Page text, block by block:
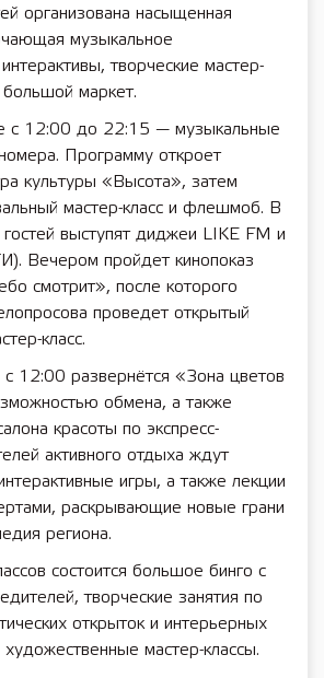
организована насыщенная
музыкальное
творческие мастер-
большой маркет.
с 12:00 до 22:15 — музыкальные
Программу откроет
культуры «Высота», затем
мастер-класс и флешмоб. В
выступят диджеи LIKE FM и
Вечером пройдет кинопоказ
смотрит», после которого
проведет открытый
класс.
с 12:00 развернётся «Зона цветов
обмена, а также
красоты по экспресс-
активного отдыха ждут
игры, а также лекции
раскрывающие новые грани
региона.
состоится большое бинго с
творческие занятия по
открыток и интерьерных
мастер-классы.